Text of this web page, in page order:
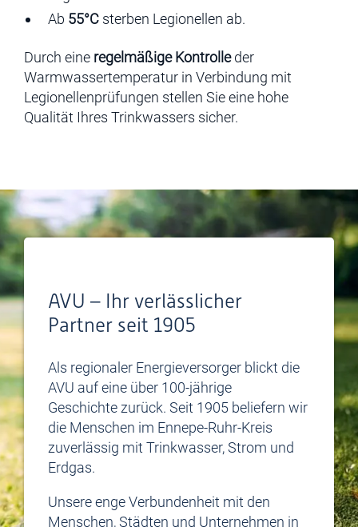
Ab 55°C sterben Legionellen ab.
Durch eine regelmäßige Kontrolleder
Warmwassertemperatur in Verbindung mit
Legionellenprüfungen stellen Sieeine hohe
Qualität Ihres Trinkwassers sicher.
AVU – Ihr verlässlicher
Partner seit 1905
Als regionaler Energieversorger blickt die
AVU auf eine über 100-jährige
Geschichte zurück. Seit 1905 beliefern wir
die Menschen im Ennepe-Ruhr-Kreis
zuverlässig mit Trinkwasser, Strom und
Erdgas.
Unsere enge Verbundenheit mit den
Menschen, Städten und Unternehmen in